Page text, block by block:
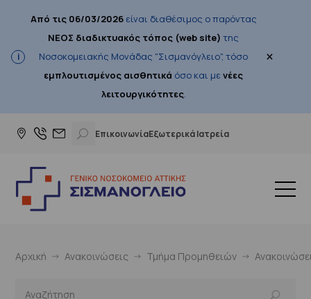
Από τις 06/03/2026είναι διαθέσιμος ο παρόντας
ΝΕΟΣ διαδικτυακός τόπος (web site) της
Νοσοκομειακής Μονάδας "Σισμανόγλειο", τόσο
εμπλουτισμένος αισθητικά όσο και μενέες
λειτουργικότητες.
×
ΕπικοινωνίαΕξωτερικά Ιατρεία
Αρχική Ανακοινώσεις Τμήμα Προμηθειών